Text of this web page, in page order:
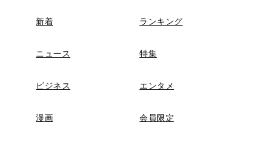
新着 ランキング
ニュース 特集
ビジネス エンタメ
漫画 会員限定